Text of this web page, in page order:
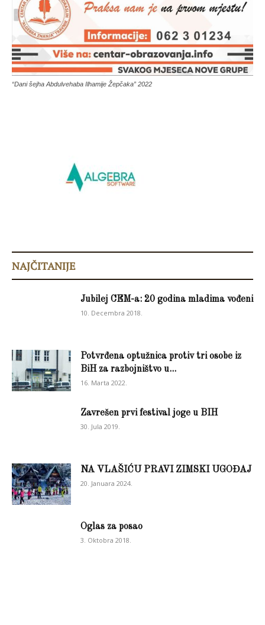
“Dani šejha Abdulvehaba Ilhamije Žepčaka” 2022
NAJČITANIJE
Jubilej CEM-a: 20 godina mladima vođeni
10. Decembra 2018.
Potvrđena optužnica protiv tri osobe iz
BiH za razbojništvo u...
16. Marta 2022.
Zavrešen prvi festival joge u BIH
30. Jula 2019.
NA VLAŠIĆU PRAVI ZIMSKI UGOĐAJ
20. Januara 2024.
Oglas za posao
3. Oktobra 2018.